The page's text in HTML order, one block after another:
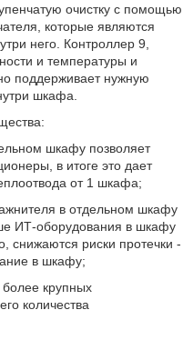
очистку с помощью
которые являются
него. Контроллер 9,
и температуры и
поддерживает нужную
шкафа.
шкафу позволяет
в итоге это дает
от 1 шкафа;
в отдельном шкафу
ИТ-оборудования в шкафу
снижаются риски протечки -
в шкафу;
более крупных
количества